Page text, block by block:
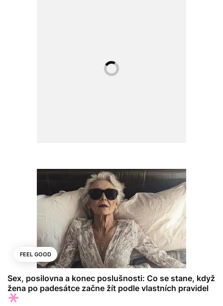
FEEL GOOD
Sex, posilovna a konec poslušnosti: Co se stane, když
žena po padesátce začne žít podle vlastních pravidel